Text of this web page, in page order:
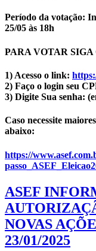
Período da votação:
25/05 às 18h
PARA VOTAR SIGA
1) Acesso o link:
2) Faço o login seu
3) Digite Sua senha:
Caso necessite
abaixo:
https://
ASEF
NOVAS
23/01/2025